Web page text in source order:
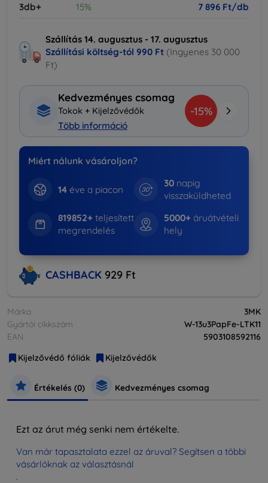
3db+ 15% 7 896 Ft/db
Szállítás 14. augusztus - 17. augusztus
Szállítási költség-tól 990 Ft (Ingyenes 30 000
Ft)
Kedvezményes csomag
Tokok + Kijelzővédők
Több információ
-15%
Miért nálunk vásároljon?
14éve a piacon
30 napig
visszaküldheted
819852+teljesített
megrendelés
5000+ áruátvételi
hely
CASHBACK 929 Ft
Márka
3MK
Gyártói cikkszám
W-13u3PapFe-LTK11
EAN
5903108592116
Kijelzővédő fóliák
Kijelzővédők
Értékelés (0) Kedvezményes csomag
Ezt az árut még senki nem értékelte.
Van már tapasztalata ezzel az áruval? Segítsen a többi
vásárlóknak az választásnál
.